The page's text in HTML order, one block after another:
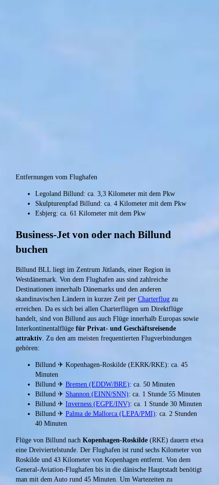
Entfernungen vom Flughafen
Legoland Billund: ca. 3,3 Kilometer mit dem Pkw
Skulpturenpfad Billund: ca. 4 Kilometer mit dem Pkw
Esbjerg: ca. 61 Kilometer mit dem Pkw
Business-Jet von oder nach Billund
buchen
Billund BLL liegt im Zentrum Jütlands, einer Region in
Westdänemark. Von dem Flughafen aus sind zahlreiche
Destinationen innerhalb Dänemarks und den anderen
skandinavischen Ländern in kurzer Zeit per Charterflug zu
erreichen. Da es sich bei allen Charterflügen um Direktflüge
handelt, sind von Billund aus auch Flüge innerhalb Europas sowie
Interkontinentalflüge für Privat- und Geschäftsreisende
attraktiv. Zu den am meisten frequentierten Flugverbindungen
gehören:
Billund ✈ Kopenhagen-Roskilde (EKRK/RKE): ca. 45
Minuten
Billund ✈ Bremen (EDDW/BRE): ca. 50 Minuten
Billund ✈ Shannon (EINN/SNN): ca. 1 Stunde 55 Minuten
Billund ✈ Inverness (EGPE/INV): ca. 1 Stunde 30 Minuten
Billund ✈ Palma de Mallorca (LEPA/PMI): ca. 2 Stunden
40 Minuten
Flüge von Billund nach Kopenhagen-Roskilde (RKE) dauern etwa
eine Dreiviertelstunde. Der Flughafen ist rund sechs Kilometer von
Roskilde und 43 Kilometer von Kopenhagen entfernt. Von dem
General-Aviation-Flughafen bis in die dänische Hauptstadt benötigt
man mit dem Auto rund 45 Minuten. Um Wartezeiten zu